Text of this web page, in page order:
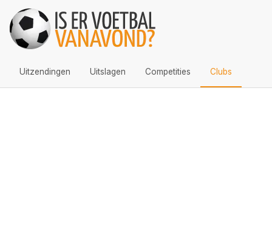
Uitzendingen Uitslagen Competities Clubs